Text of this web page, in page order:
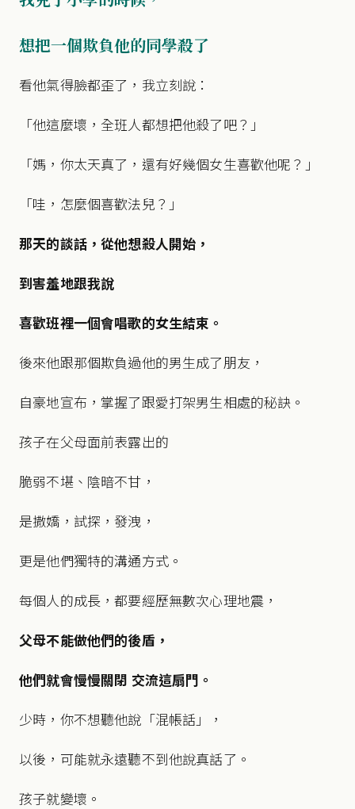
想把一個欺負他的同學殺了
看他氣得臉都歪了，我立刻說：
「他這麼壞，全班人都想把他殺了吧？」
「媽，你太天真了，還有好幾個女生喜歡他呢？」
「哇，怎麼個喜歡法兒？」
那天的談話，從他想殺人開始，
到害羞地跟我說
喜歡班裡一個會唱歌的女生結束。
後來他跟那個欺負過他的男生成了朋友，
自豪地宣布，掌握了跟愛打架男生相處的秘訣。
孩子在父母面前表露出的
脆弱不堪、陰暗不甘，
是撒嬌，試探，發洩，
更是他們獨特的溝通方式。
每個人的成長，都要經歷無數次心理地震，
父母不能做他們的後盾，
他們就會慢慢關閉 交流這扇門。
少時，你不想聽他說「混帳話」，
以後，可能就永遠聽不到他說真話了。
孩子就變壞。